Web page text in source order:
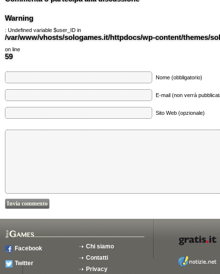
Warning
: Undefined variable $user_ID in
/var/www/vhosts/sologames.it/httpdocs/wp-content/themes/
on line
59
Nome (obbligatorio)
E-mail (non verrà
Sito Web (opzionale)
Facebook
Twitter
Chi siamo
Contatti
Privacy